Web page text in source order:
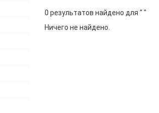
0 результатов найдено для " "
Ничего не найдено.